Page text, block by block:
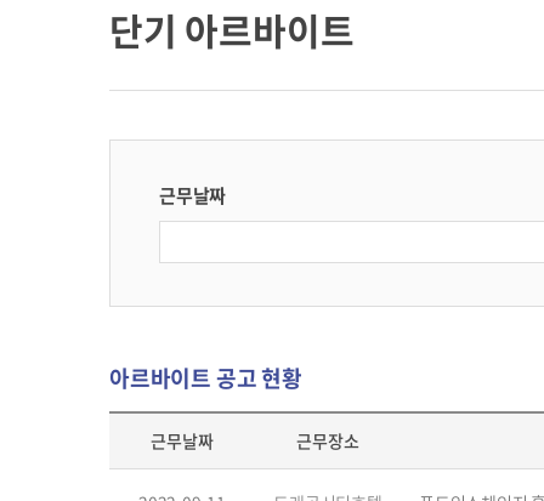
단기 아르바이트
근무날짜
아르바이트 공고 현황
근무날짜 근무장소